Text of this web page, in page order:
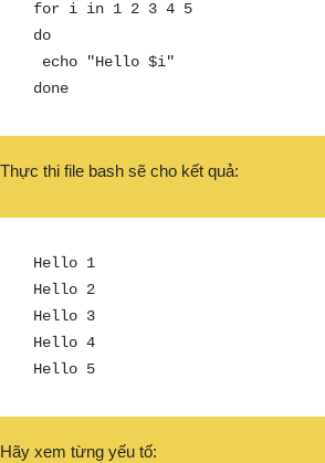
for i in 1 2 3 4 5
do
echo "Hello $i"
done
Thực thi file bash sẽ cho kết quả:
Hello 1
Hello 2
Hello 3
Hello 4
Hello 5
Hãy xem từng yếu tố: